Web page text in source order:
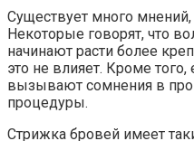
Существует много мнений,
Некоторые говорят, что
начинают расти более
это не влияет. Кроме того,
вызывают сомнения в
процедуры.
Стрижка бровей имеет